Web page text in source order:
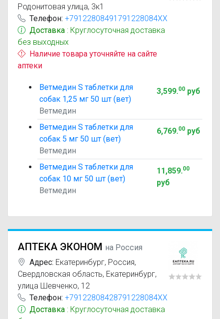
Родонитовая улица, 3к1
Телефон: +79122808491791228084XX
Доставка : Круглосуточная доставка
без выходных
Наличие товара уточняйте на сайте
аптеки
Ветмедин S таблетки для
собак 1,25 мг 50 шт (вет)
Ветмедин
3,599.00руб
Ветмедин S таблетки для
собак 5 мг 50 шт (вет)
Ветмедин
6,769.00руб
Ветмедин S таблетки для
собак 10 мг 50 шт (вет)
Ветмедин
11,859.00
руб
АПТЕКА ЭКОНОМ на Россия
Адрес: Екатеринбург, Россия,
Свердловская область, Екатеринбург,
улица Шевченко, 12
Телефон: +79122808428791228084XX
Доставка : Круглосуточная доставка